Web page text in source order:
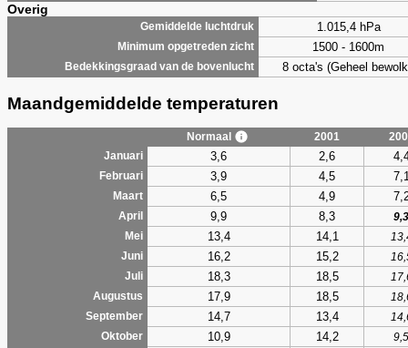
Overig
Gemiddelde luchtdruk 1.015,4 hPa
Minimum opgetreden zicht 1500 - 1600m
Bedekkingsgraad van de bovenlucht 8 octa's (Geheel
Maandgemiddelde temperaturen
Normaal 2001
Januari
3,6 2,6
Februari 3,9 4,5
Maart 6,5 4,9
April 9,9 8,3
9,3
Mei
13,4 14,1
Juni
16,2 15,2
Juli
18,3 18,5
Augustus
17,9 18,5
September
14,7 13,4
Oktober
10,9 14,2
9,5